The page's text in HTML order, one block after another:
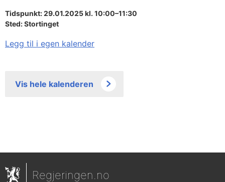
Tidspunkt: 29.01.2025 kl. 10:00–11:30
Sted:Stortinget
Legg til i egen kalender
Vis hele kalenderen
Regjeringen.no